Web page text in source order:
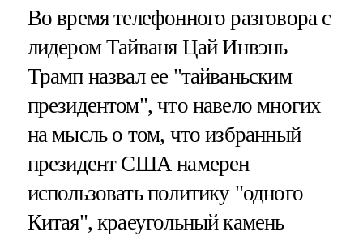
Во время телефонного разговора с
лидером Тайваня Цай Инвэнь
Трамп назвал ее "тайваньским
президентом", что навело многих
на мысль о том, что избранный
президент США намерен
использовать политику "одного
Китая", краеугольный камень